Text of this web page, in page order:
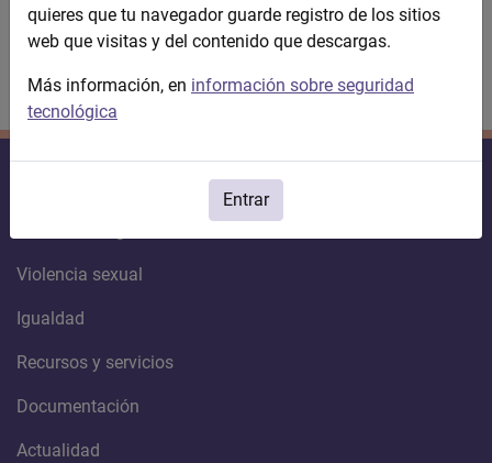
Documentación
Violencia sexual
Igualdad
Recursos y servicios
Documentación
Actualidad
quieres que tu navegador guarde registro de los sitios
web que visitas y del contenido que descargas.
Más información, en información sobre seguridad
tecnológica
Entrar